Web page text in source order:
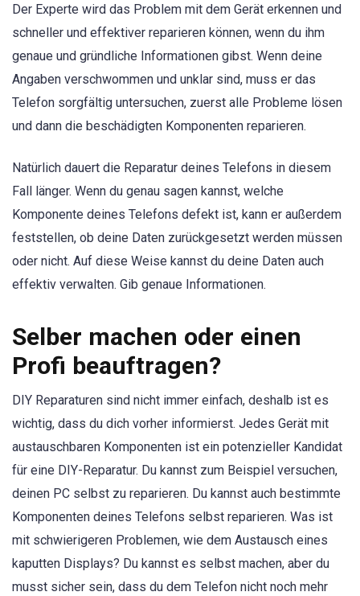
Der Experte wird das Problem mit dem Gerät erkennen und
schneller und effektiver reparieren können, wenn du ihm
genaue und gründliche Informationen gibst. Wenn deine
Angaben verschwommen und unklar sind, muss er das
Telefon sorgfältig untersuchen, zuerst alle Probleme lösen
und dann die beschädigten Komponenten reparieren.
Natürlich dauert die Reparatur deines Telefons in diesem
Fall länger. Wenn du genau sagen kannst, welche
Komponente deines Telefons defekt ist, kann er außerdem
feststellen, ob deine Daten zurückgesetzt werden müssen
oder nicht. Auf diese Weise kannst du deine Daten auch
effektiv verwalten. Gib genaue Informationen.
Selber machen oder einen
Profi beauftragen?
DIY Reparaturen sind nicht immer einfach, deshalb ist es
wichtig, dass du dich vorher informierst. Jedes Gerät mit
austauschbaren Komponenten ist ein potenzieller Kandidat
für eine DIY-Reparatur. Du kannst zum Beispiel versuchen,
deinen PC selbst zu reparieren. Du kannst auch bestimmte
Komponenten deines Telefons selbst reparieren. Was ist
mit schwierigeren Problemen, wie dem Austausch eines
kaputten Displays? Du kannst es selbst machen, aber du
musst sicher sein, dass du dem Telefon nicht noch mehr